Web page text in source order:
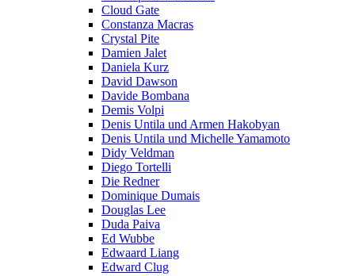
Cloud Gate
Constanza Macras
Crystal Pite
Damien Jalet
Daniela Kurz
David Dawson
Davide Bombana
Demis Volpi
Denis Untila und Armen Hakobyan
Denis Untila und Michelle Yamamoto
Didy Veldman
Diego Tortelli
Die Redner
Dominique Dumais
Douglas Lee
Duda Paiva
Ed Wubbe
Edwaard Liang
Edward Clug